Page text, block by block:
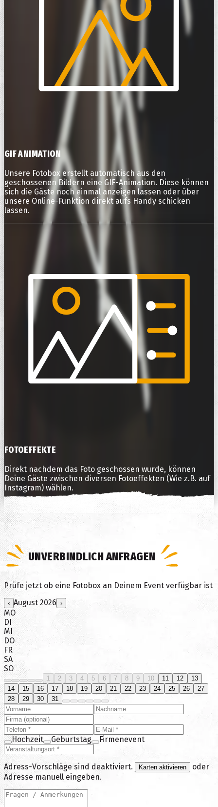
GIF ANIMATION
Unsere Fotobox erstellt automatisch aus den
geschossenen Bildern eine GIF-Animation. Diese können
sich die Gäste noch einmal anzeigen lassen oder über
unsere Online-Funktion direkt aufs Handy schicken
lassen.
FOTOEFFEKTE
Direkt nachdem das Foto geschossen wurde, können
Deine Gäste zwischen diversen Fotoeffekten (Wie z.B. auf
Instagram) wählen.
UNVERBINDLICH ANFRAGEN
Prüfe jetzt ob eine Fotobox an Deinem Event verfügbar ist
‹ August 2026 ›
MO
DI
MI
DO
FR
SA
SO
1 2 3 4 5 6 7 8 9 10 11 12
13
14
15 16 17 18 19 20 21 22 23 24 25 26
27
28
29 30 31
Hochzeit Geburtstag Firmenevent
Adress-Vorschläge sind deaktiviert. Karten aktivieren
oder
Adresse manuell eingeben.